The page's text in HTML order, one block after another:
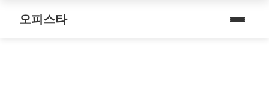
오피스타
스파여행
퇴근 후 나를 위한 리셋 코스
타이 마사지